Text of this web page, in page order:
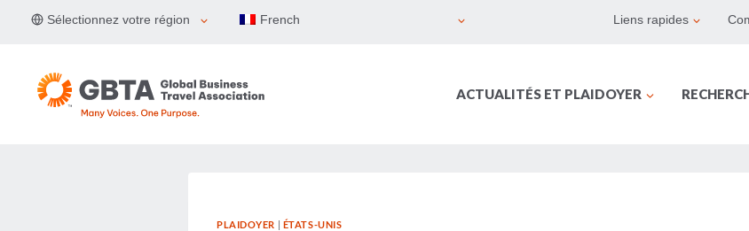
Sélectionnez votre région French Liens rapides
ACTUALITÉS ET PLAIDOYER
PLAIDOYER | ÉTATS-UNIS